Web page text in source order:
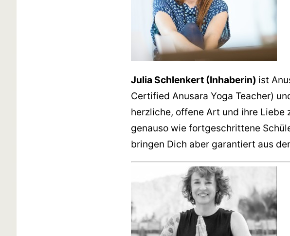
Julia Schlenkert (Inhaberin) ist
Certified Anusara Yoga Teacher)
herzliche, offene Art und ihre Liebe
genauso wie fortgeschrittene
bringen Dich aber garantiert aus